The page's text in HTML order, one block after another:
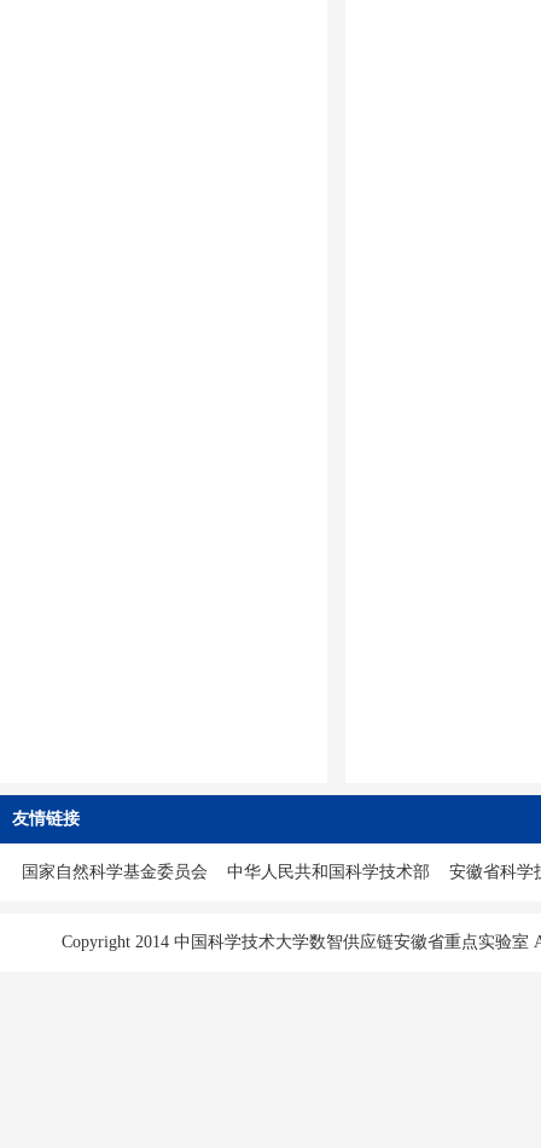
友情链接
国家自然科学基金委员会 中华人民共和国科学技术部 安徽省科学
Copyright 2014 中国科学技术大学数智供应链安徽省重点实验室